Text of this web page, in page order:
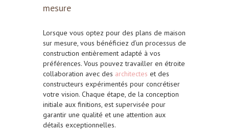
mesure
Lorsque vous optez pour des plans de maison
sur mesure, vous bénéficiez d’un processus de
construction entièrement adapté à vos
préférences. Vous pouvez travailler en étroite
collaboration avec des architectes et des
constructeurs expérimentés pour concrétiser
votre vision. Chaque étape, de la conception
initiale aux finitions, est supervisée pour
garantir une qualité et une attention aux
détails exceptionnelles.